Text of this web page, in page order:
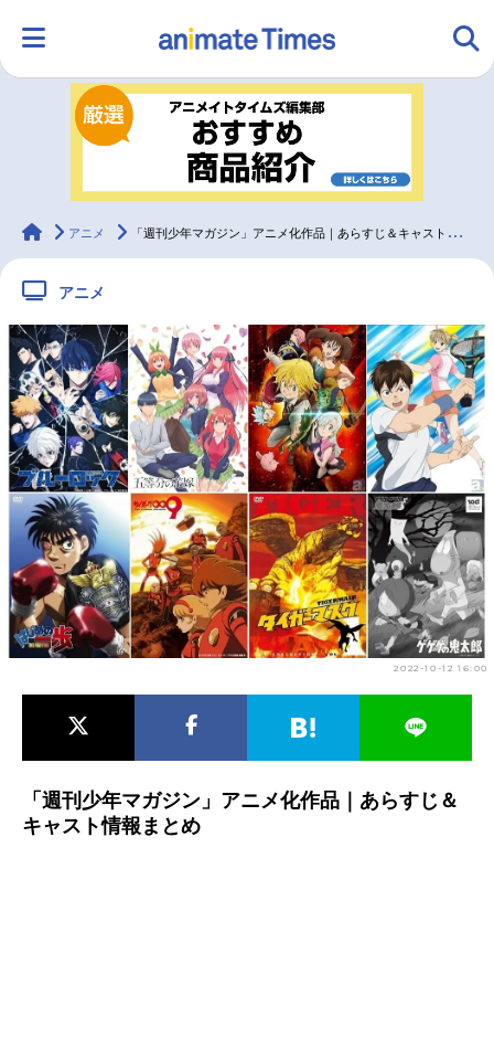
ランキング アニメ
ラジオ
2.5次元 配信・Vtuber トレンド 無料マンガ
最新記事一覧
アニメ記事一覧 声優記事一覧
アニメ映画一覧 実写化映画一覧
今期アニメ曜日別一覧
春アニメ 夏アニメ
男性声優/女性声優一覧
animateTimes
アニメ 「週刊少年マガジン」アニメ化作品｜あらすじ＆キャスト情報まとめ
アニメ
2022-10-12 16:00
「週刊少年マガジン」アニメ化作品｜あらすじ＆
キャスト情報まとめ